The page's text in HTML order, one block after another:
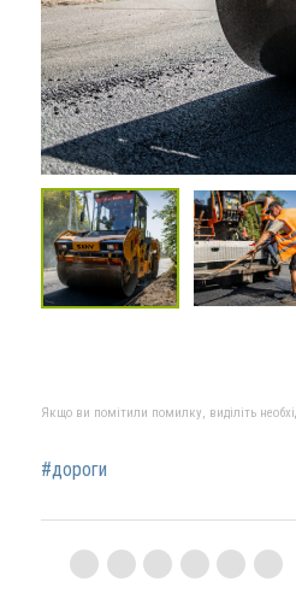
Якщо ви помітили помилку, виділіть
#дороги